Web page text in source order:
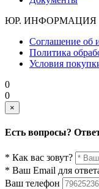
ЮР. ИНФОРМАЦИЯ
Соглашение об
Политика
Условия
0
0
×
Есть вопросы?
* Как вас зовут?
* Ваш Email для
Ваш телефон